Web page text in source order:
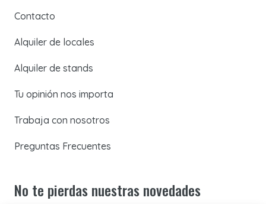
Contacto
Alquiler de locales
Alquiler de stands
Tu opinión nos importa
Trabaja con nosotros
Preguntas Frecuentes
No te pierdas nuestras novedades